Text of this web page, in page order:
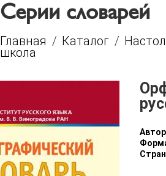
Серии словарей
Главная / Каталог /
школа